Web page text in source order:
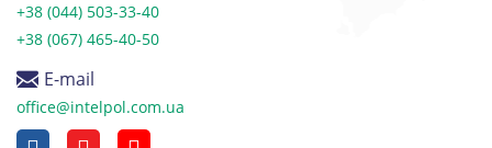
+38 (044) 503-33-40
+38 (067) 465-40-50
E-mail
office@intelpol.com.ua